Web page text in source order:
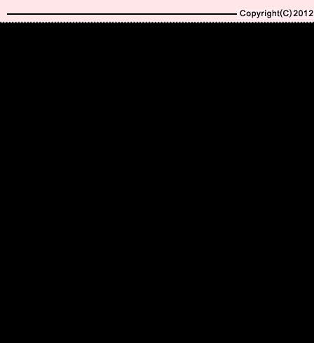
Copyright(C)2010-